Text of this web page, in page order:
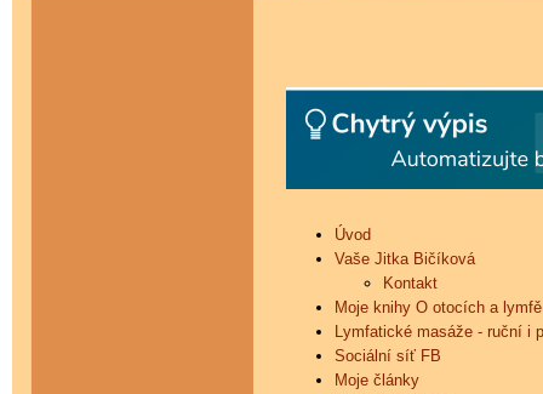
Úvod
Vaše Jitka Bičíková
Kontakt
Moje knihy O otocích a lymfě
Lymfatické masáže - ruční i
Sociální síť FB
Moje články